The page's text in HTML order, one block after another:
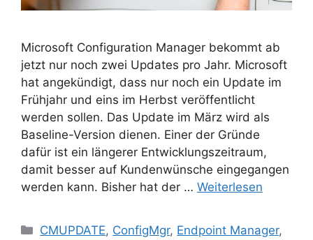
Microsoft Configuration Manager bekommt ab
jetzt nur noch zwei Updates pro Jahr. Microsoft
hat angekündigt, dass nur noch ein Update im
Frühjahr und eins im Herbst veröffentlicht
werden sollen. Das Update im März wird als
Baseline-Version dienen. Einer der Gründe
dafür ist ein längerer Entwicklungszeitraum,
damit besser auf Kundenwünsche eingegangen
werden kann. Bisher hat der … Weiterlesen
Kategorien
CMUPDATE, ConfigMgr, Endpoint Manager,